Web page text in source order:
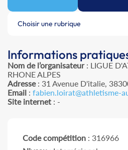
Choisir une rubrique
Informations
Nom de l’organisateur: LIGUE
RHONE ALPES
Adresse: 31 Avenue D'italie,
Email : fabien.loirat@athletisme-
Site internet : -
Code compétition : 316966